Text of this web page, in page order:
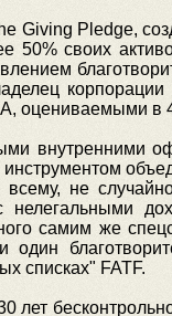
Giving Pledge,
50% своих
оцениваемыми в
внутренними
не
нелегальными
самим же
один
списках" FATF.
лет